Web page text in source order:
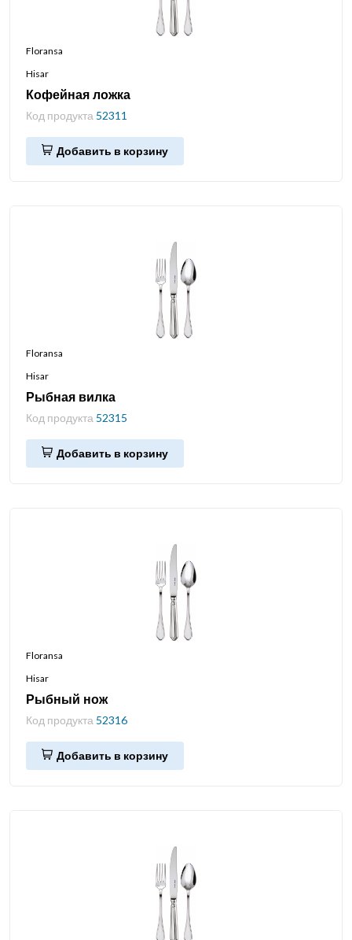
Floransa
Hisar
Кофейная ложка
Код продукта 52311
Добавить в корзину
Floransa
Hisar
Рыбная вилка
Код продукта 52315
Добавить в корзину
Floransa
Hisar
Рыбный нож
Код продукта 52316
Добавить в корзину